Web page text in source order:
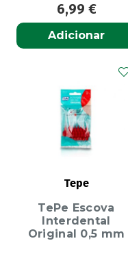
6,99 €
Adicionar
Tepe
TePe Escova
Interdental
Original 0,5 mm